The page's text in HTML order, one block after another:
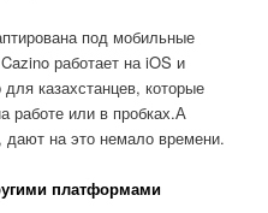
под мобильные
работает на iOS и
казахстанцев, которые
работе или в пробках.А
дают на это немало времени.
платформами